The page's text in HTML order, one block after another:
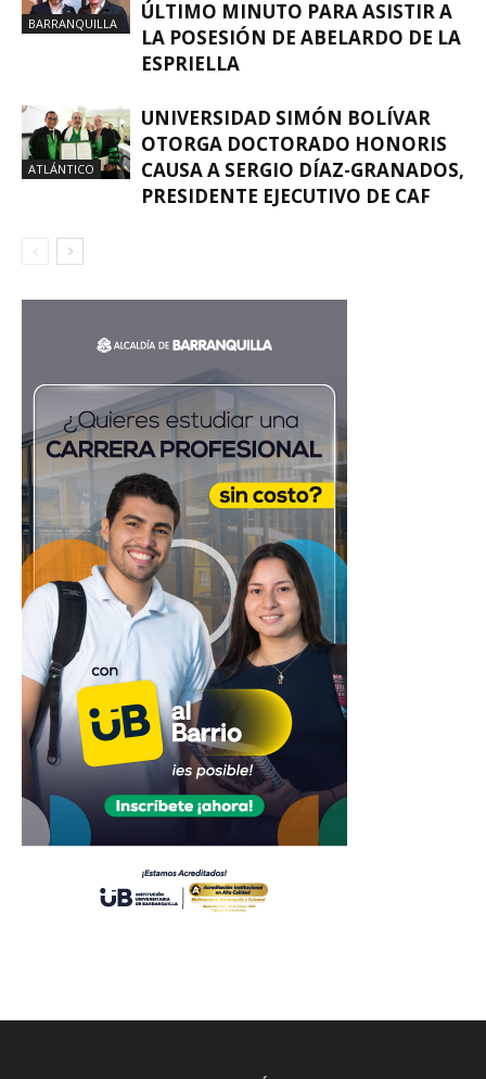
BARRANQUILLA
ÚLTIMO MINUTO PARA ASISTIR A
LA POSESIÓN DE ABELARDO DE LA
ESPRIELLA
ATLÁNTICO
UNIVERSIDAD SIMÓN BOLÍVAR
OTORGA DOCTORADO HONORIS
CAUSA A SERGIO DÍAZ-GRANADOS,
PRESIDENTE EJECUTIVO DE CAF